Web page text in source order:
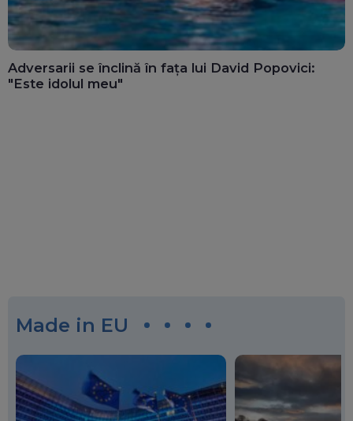
Adversarii se înclină în fața lui David Popovici:
"Este idolul meu"
Made in EU